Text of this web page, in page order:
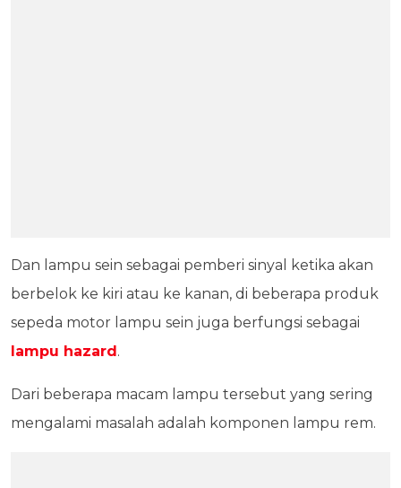
Dan lampu sein sebagai pemberi sinyal ketika akan
berbelok ke kiri atau ke kanan, di beberapa produk
sepeda motor lampu sein juga berfungsi sebagai
lampu hazard.
Dari beberapa macam lampu tersebut yang sering
mengalami masalah adalah komponen lampu rem.